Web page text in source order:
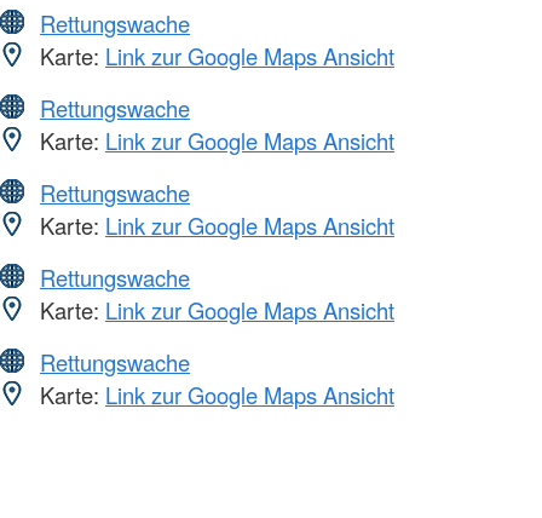
Rettungswache
Karte: Link zur Google Maps Ansicht
Rettungswache
Karte: Link zur Google Maps Ansicht
Rettungswache
Karte: Link zur Google Maps Ansicht
Rettungswache
Karte: Link zur Google Maps Ansicht
Rettungswache
Karte: Link zur Google Maps Ansicht